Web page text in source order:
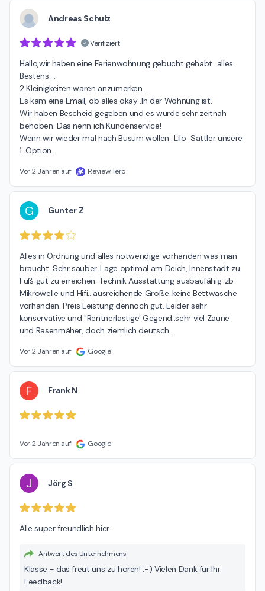
Andreas Schulz
Verifiziert
Hallo,wir haben eine Ferienwohnung gebucht gehabt...alles
Bestens....
2 Kleinigkeiten waren anzumerken....
Es kam eine Email, ob alles okay .In der Wohnung ist.
Wir haben Bescheid gegeben und es wurde sehr zeitnah
behoben. Das nenn ich Kundenservice!
Wenn wir wieder mal nach Büsum wollen...Lilo  Sattler unsere
1. Option.
Vor 2 Jahren auf ReviewHero
G Gunter Z
Alles in Ordnung und alles notwendige vorhanden was man
braucht. Sehr sauber. Lage optimal am Deich, Innenstadt zu
Fuß gut zu erreichen. Technik Ausstattung ausbaufähig..zb
Mikrowelle und Hifi.. ausreichende Größe..keine Bettwäsche
vorhanden. Preis Leistung dennoch gut. Leider sehr
konservative und "Rentnerlastige' Gegend..sehr viel Zäune
und Rasenmäher, doch ziemlich deutsch..
Vor 2 Jahren auf Google
F Frank N
Vor 2 Jahren auf Google
J Jörg S
Alle super freundlich hier.
Antwort des Unternehmens
Klasse - das freut uns zu hören! :-) Vielen Dank für Ihr
Feedback!